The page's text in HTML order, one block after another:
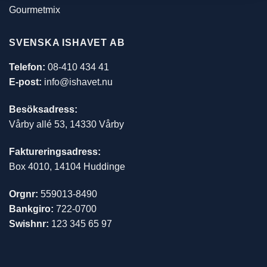
Gourmetmix
SVENSKA ISHAVET AB
Telefon: 08-410 434 41
E-post: info@ishavet.nu
Besöksadress:
Vårby allé 53, 14330 Vårby
Faktureringsadress:
Box 4010, 14104 Huddinge
Orgnr: 559013-8490
Bankgiro: 722-0700
Swishnr: 123 345 65 97